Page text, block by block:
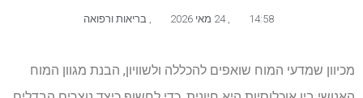
14:58 24 מאי 2026 בריאות ורפואה
מכיוון שמדעי המוח שואפים להכללה ולשוויון, הבנת מגוון המוח